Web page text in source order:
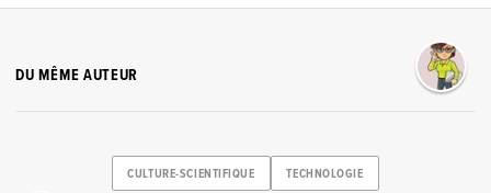
DU MÊME AUTEUR
CULTURE-SCIENTIFIQUE TECHNOLOGIE